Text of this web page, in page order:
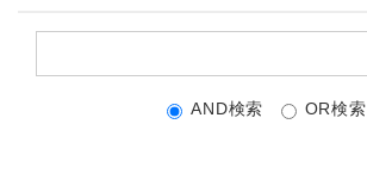
AND検索 OR検索